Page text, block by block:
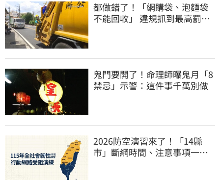
都做錯了！「網購袋、泡麵袋
不能回收」 違規抓到最高罰
鬼門要開了！命理師曝鬼月「8
禁忌」示警：這件事千萬別做
2026防空演習來了！「14縣
市」斷網時間、注意事項一次